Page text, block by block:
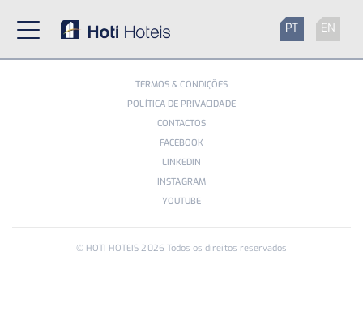
PT EN
TERMOS & CONDIÇÕES
POLÍTICA DE PRIVACIDADE
CONTACTOS
FACEBOOK
LINKEDIN
INSTAGRAM
YOUTUBE
© HOTI HOTEIS2026 Todos os direitos reservados